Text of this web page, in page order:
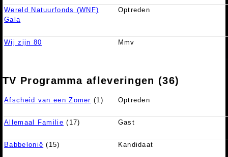
Wereld Natuurfonds (WNF)
Gala
Optreden
Wij zijn 80 Mmv
TV Programma afleveringen (36)
Afscheid van een Zomer (1) Optreden
Allemaal Familie (17) Gast
Babbelonië (15) Kandidaat